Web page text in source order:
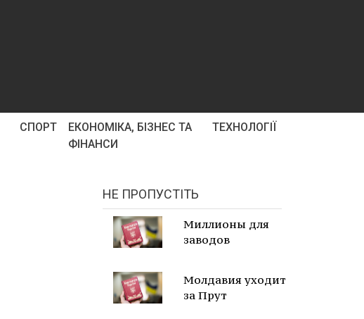
СПОРТ
ЕКОНОМІКА, БІЗНЕС ТА
ФІНАНСИ
ТЕХНОЛОГІЇ
НЕ ПРОПУСТІТЬ
Миллионы для
заводов
Молдавия уходит
за Прут